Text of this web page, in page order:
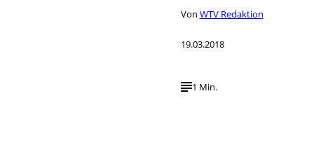
Von WTV Redaktion
19.03.2018
1 Min.